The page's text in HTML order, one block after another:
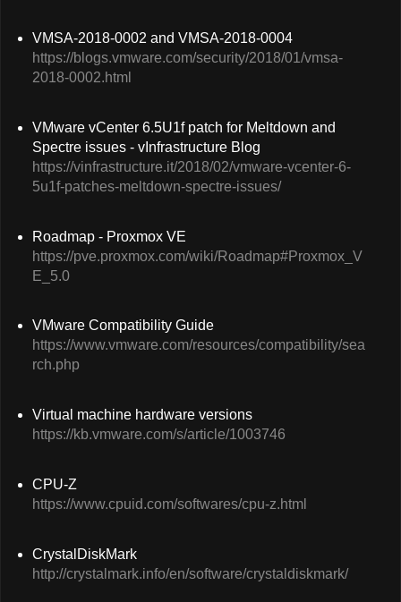
VMSA-2018-0002 and VMSA-2018-0004
https://blogs.vmware.com/security/2018/01/vmsa-
2018-0002.html
VMware vCenter 6.5U1f patch for Meltdown and
Spectre issues - vInfrastructure Blog
https://vinfrastructure.it/2018/02/vmware-vcenter-6-
5u1f-patches-meltdown-spectre-issues/
Roadmap - Proxmox VE
https://pve.proxmox.com/wiki/Roadmap#Proxmox_V
E_5.0
VMware Compatibility Guide
https://www.vmware.com/resources/compatibility/sea
rch.php
Virtual machine hardware versions
https://kb.vmware.com/s/article/1003746
CPU-Z
https://www.cpuid.com/softwares/cpu-z.html
CrystalDiskMark
http://crystalmark.info/en/software/crystaldiskmark/